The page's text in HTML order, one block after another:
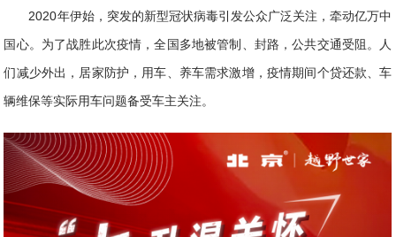
2020年伊始，突发的新型冠状病毒引发公众广泛关注，牵动亿万中
国心。为了战胜此次疫情，全国多地被管制、封路，公共交通受阻。人
们减少外出，居家防护，用车、养车需求激增，疫情期间个贷还款、车
辆维保等实际用车问题备受车主关注。